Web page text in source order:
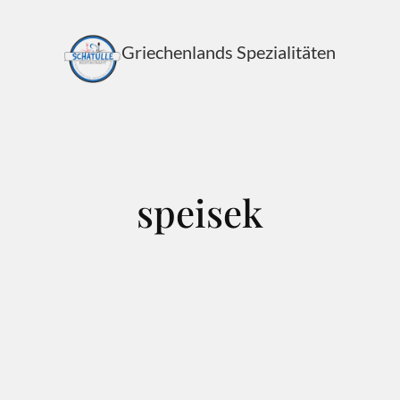
Griechenlands Spezialitäten
speisek